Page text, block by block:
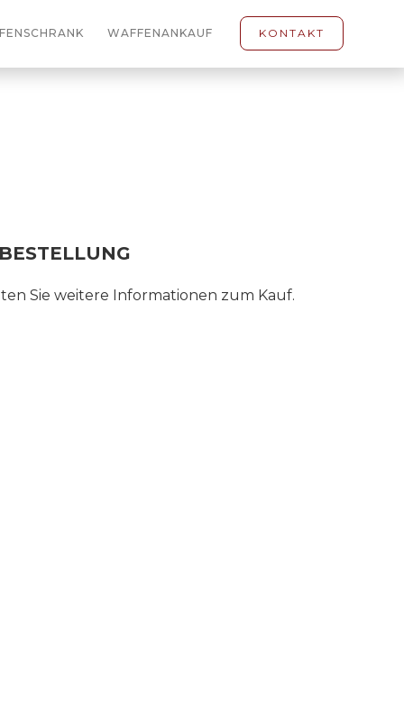
WAFFENANKAUF KONTAKT
Sie weitere Informationen zum Kauf.